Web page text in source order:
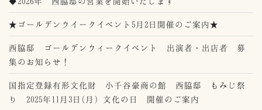
★ゴールデンウイークイベント5月2日開催のご案内★
西脇邸 ゴールデンウィークイベント 出演者・出店者 募
集のお知らせ！
国指定登録有形文化財 小千谷豪商の館 西脇邸 もみじ祭
り 2025年11月3日(月）文化の日 開催のご案内